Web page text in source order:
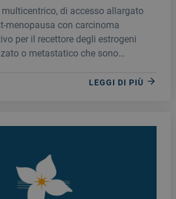
di accesso allargato
menopausa con carcinoma
per il recettore degli estrogeni
o metastatico che sono
LEGGI DI PIÙ